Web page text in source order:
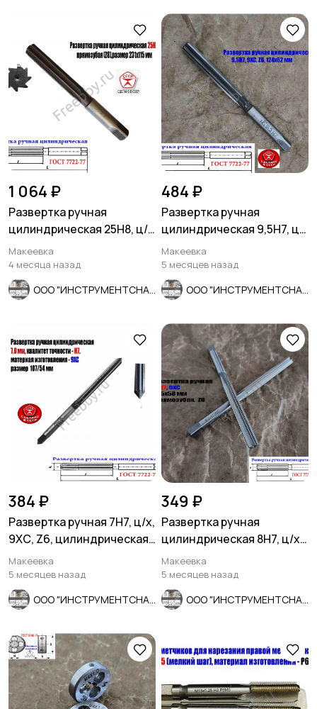
1 064 ₽
Развертка ручная
цилиндрическая 25Н8, ц/
х, 9ХС, 231/115 мм, Z8,
СССР.
Макеевка
4 месяца назад
484 ₽
Развертка ручная
цилиндрическая 9,5Н7, ц/
х, 9ХС, Z6, 124/62 мм,
СССР.
Макеевка
5 месяцев назад
384 ₽
Развертка ручная 7Н7, ц/х,
9ХС, Z6, цилиндрическая,
107/54 мм, СССР.
Макеевка
5 месяцев назад
349 ₽
Развертка ручная
цилиндрическая 8Н7, ц/х,
9ХС, Z6, прямозубая,
115/58.
Макеевка
5 месяцев назад